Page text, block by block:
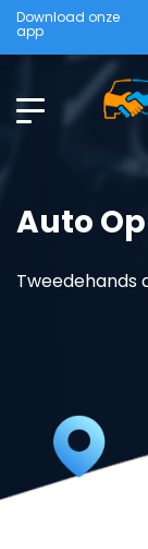
Download onze
app
Auto
Tweedehands